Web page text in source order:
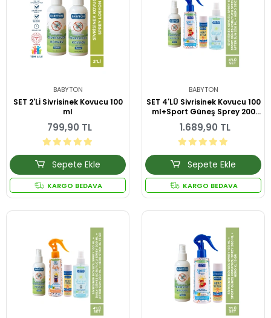
BABYTON
SET 2'Lİ Sivrisinek Kovucu 100
ml
799,90 TL
Sepete Ekle
KARGO BEDAVA
BABYTON
SET 4'LÜ Sivrisinek Kovucu 100
ml+Sport Güneş Sprey 200
ml+After Sun 200 ml+Hero
Stick XL 15 gr
1.689,90 TL
Sepete Ekle
KARGO BEDAVA